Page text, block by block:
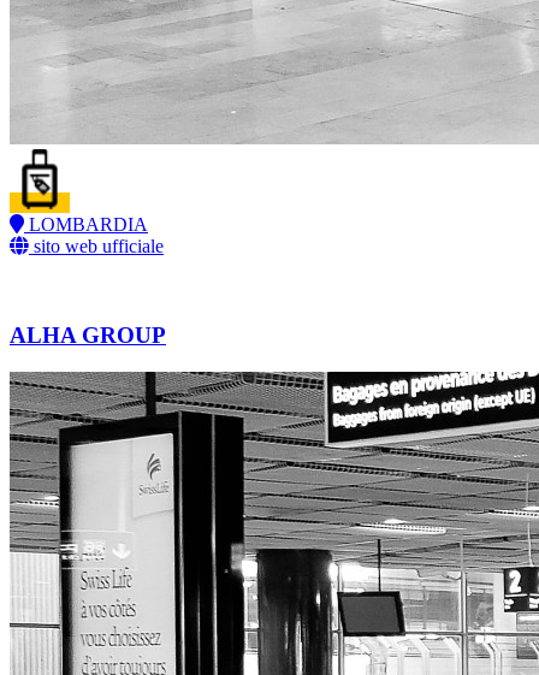
LOMBARDIA
sito web ufficiale
ALHA GROUP